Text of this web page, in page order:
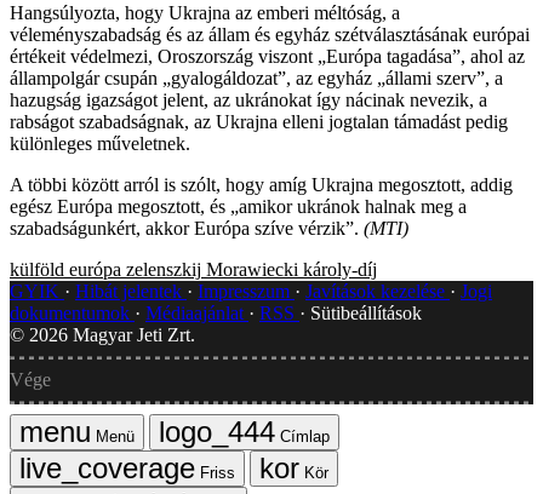
Hangsúlyozta, hogy Ukrajna az emberi méltóság, a
véleményszabadság és az állam és egyház szétválasztásának európai
értékeit védelmezi, Oroszország viszont „Európa tagadása”, ahol az
állampolgár csupán „gyalogáldozat”, az egyház „állami szerv”, a
hazugság igazságot jelent, az ukránokat így nácinak nevezik, a
rabságot szabadságnak, az Ukrajna elleni jogtalan támadást pedig
különleges műveletnek.
A többi között arról is szólt, hogy amíg Ukrajna megosztott, addig
egész Európa megosztott, és „amikor ukránok halnak meg a
szabadságunkért, akkor Európa szíve vérzik”. (MTI)
külföld európa zelenszkij Morawiecki károly-díj
GYIK
Hibát jelentek Impresszum Javítások kezelése
Jogi
dokumentumok
Médiaajánlat RSS
Sütibeállítások
© 2026 Magyar Jeti Zrt.
Vége
Menü
Címlap
Friss
Kör